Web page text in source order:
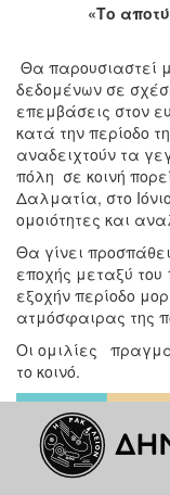
«Το
Θα παρουσιαστεί
δεδομένων σε
επεμβάσεις στον
κατά την περίοδο
αναδειχτούν τα
πόλη σε κοινή
Δαλματία, στο
ομοιότητες και
Θα γίνει
εποχής μεταξύ του
εξοχήν περίοδο
ατμόσφαιρας της
Οι ομιλίες
το κοινό.